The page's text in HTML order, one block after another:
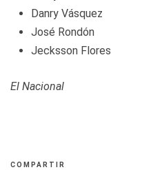
Danry Vásquez
José Rondón
Jecksson Flores
El Nacional
COMPARTIR